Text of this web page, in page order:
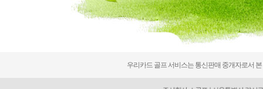
우리카드 골프 서비스는 통신판매 중개자로서